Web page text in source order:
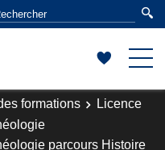
formations
Licence
parcours Histoire